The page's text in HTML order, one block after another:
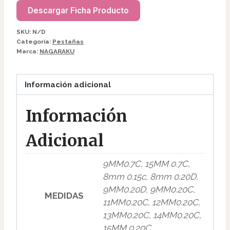
NAGARAKU
cantidad
8mm 0.20D
2600
PESTAÑAS
NAGARAKU
cantidad
Descargar Ficha Producto
SKU: N/D
Categoría: Pestañas
Marca: NAGARAKU
Información adicional
Información
Adicional
MEDIDAS
9MM0.7C, 15MM 0.7C,
8mm 0.15c, 8mm 0.20D,
9MM0.20D, 9MM0.20C,
11MM0.20C, 12MM0.20C,
13MM0.20C, 14MM0.20C,
15MM 0.20C